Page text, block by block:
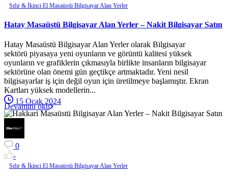
Sıfır & İkinci El Masaüstü Bilgisayar Alan Yerler
Hatay Masaüstü Bilgisayar Alan Yerler – Nakit Bilgisayar Satın
Hatay Masaüstü Bilgisayar Alan Yerler olarak Bilgisayar
sektörü piyasaya yeni oyunların ve görüntü kalitesi yüksek
oyunların ve grafiklerin çıkmasıyla birlikte insanların bilgisayar
sektörüne olan önemi gün geçtikçe artmaktadır. Yeni nesil
bilgisayarlar iş için değil oyun için üretilmeye başlamıştır. Ekran
Kartları yüksek modellerin...
15 Ocak 2024
Devamını oku
0
-
Sıfır & İkinci El Masaüstü Bilgisayar Alan Yerler